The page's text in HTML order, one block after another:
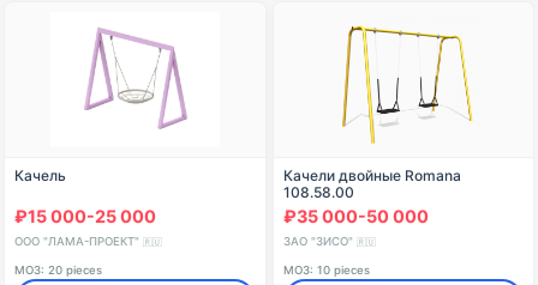
Качель
₽15 000-25 000
ООО "ЛАМА-ПРОЕКТ" 🇷🇺
МОЗ: 20 pieces
Качели двойные Romana
108.58.00
₽35 000-50 000
ЗАО "ЗИСО" 🇷🇺
МОЗ: 10 pieces